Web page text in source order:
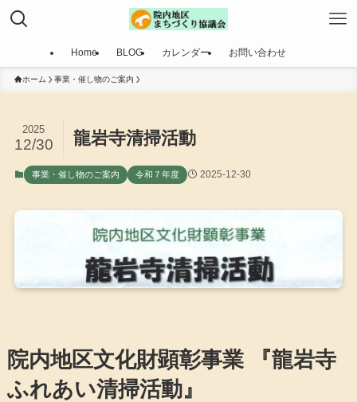
Home BLOG カレンダー お問い合わせ
ホーム 事業・催し物のご案内
龍岩寺清掃活動
2025
12/30
事業・催し物のご案内 令和７年度 2025-12-30
院内地区文化財顕彰事業 『龍岩寺
ふれあい清掃活動』